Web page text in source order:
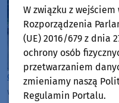
Gmina Brusy
wtorek, 4 sierpnia 2026, 10:44
W związku z wejściem
Rozporządzenia
(UE) 2016/679 z dnia
ochrony osób
przetwarzaniem
zmieniamy naszą
Regulamin Portalu.